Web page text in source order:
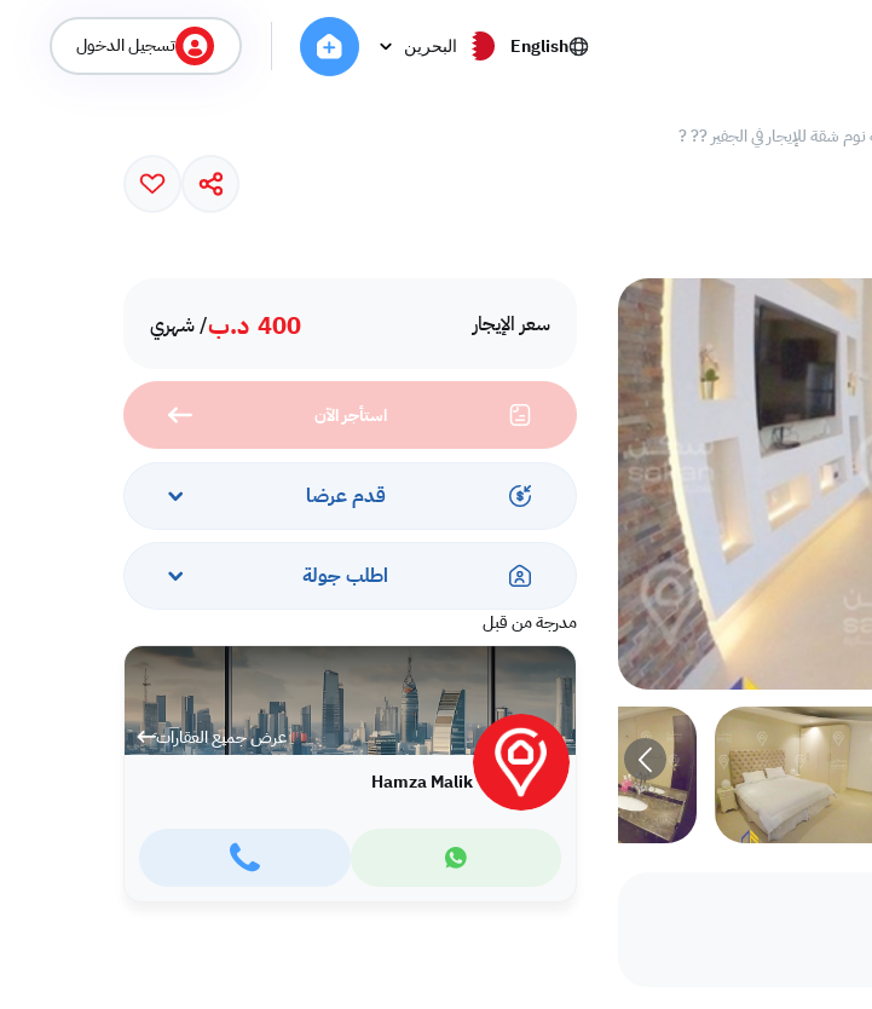
English البحرين تسجيل الدخول
سعر الإيجار 400 د.ب/ شهري
استأجر الآن
قدم عرضا
اطلب جولة
مدرجة من قبل
عرض جميع العقارات
Hamza Malik